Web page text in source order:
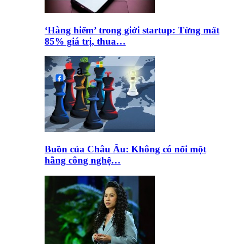
‘Hàng hiếm’ trong giới startup: Từng mất
85% giá trị, thua…
Buồn của Châu Âu: Không có nổi một
hãng công nghệ…